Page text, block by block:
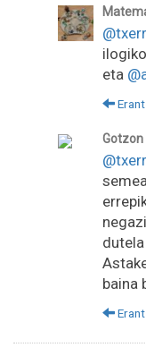
eta
Gotzon
baina